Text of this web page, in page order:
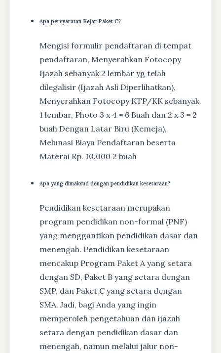
Apa persyaratan Kejar Paket C?
Mengisi formulir pendaftaran di tempat
pendaftaran, Menyerahkan Fotocopy
Ijazah sebanyak 2 lembar yg telah
dilegalisir (Ijazah Asli Diperlihatkan),
Menyerahkan Fotocopy KTP/KK sebanyak
1 lembar, Photo 3 x 4 = 6 Buah dan 2 x 3 = 2
buah Dengan Latar Biru (Kemeja),
Melunasi Biaya Pendaftaran beserta
Materai Rp. 10.000 2 buah
Apa yang dimaksud dengan pendidikan kesetaraan?
Pendidikan kesetaraan merupakan
program pendidikan non-formal (PNF)
yang menggantikan pendidikan dasar dan
menengah. Pendidikan kesetaraan
mencakup Program Paket A yang setara
dengan SD, Paket B yang setara dengan
SMP, dan Paket C yang setara dengan
SMA. Jadi, bagi Anda yang ingin
memperoleh pengetahuan dan ijazah
setara dengan pendidikan dasar dan
menengah, namun melalui jalur non-